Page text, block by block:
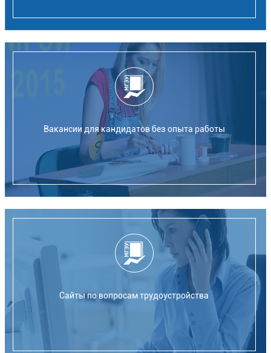
Вакансии для кандидатов без опыта работы
Сайты по вопросам трудоустройства